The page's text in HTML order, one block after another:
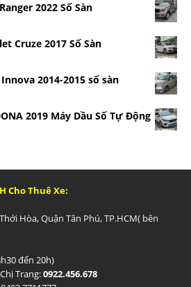
2022 Số Sàn
Cruze 2017 Số Sàn
2014-2015 số sàn
2019 Máy Dầu Số Tự Động
Cho Thuê Xe:
Hòa, Quận Tân Phú, TP.HCM( bên
đến 20h)
Trang:0922.456.678